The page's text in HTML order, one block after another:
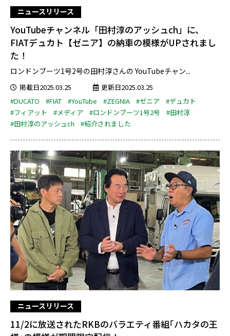
ニュースリリース
YouTubeチャンネル「田村淳のアッシュch」に、
FIATデュカト【ゼニア】の納車の模様がUPされまし
た！
ロンドンブーツ1号2号の田村淳さんの YouTubeチャン...
掲載日2025.03.25
更新日2025.03.25
#DUCATO
#FIAT #YouTube #ZEGNIA #ゼニア
#デュカト
#フィアット
#メディア #ロンドンブーツ1号2号
#田村淳
#田村淳のアッシュch
#紹介されました
ニュースリリース
11/2に放送されたRKBのバラエティ番組｢ハカタの王